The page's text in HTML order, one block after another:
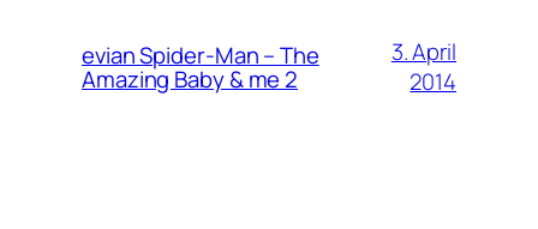
evian Spider-Man – The
Amazing Baby & me 2
3. April
2014